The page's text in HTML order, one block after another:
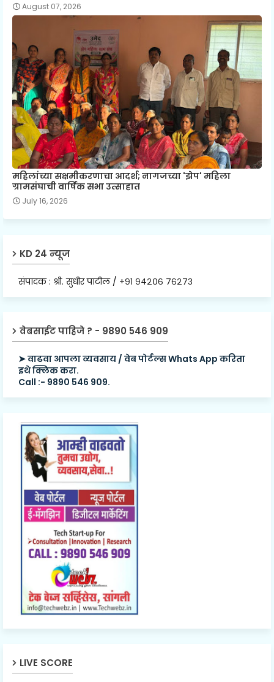
August 07, 2026
महिलांच्या सक्षमीकरणाचा आदर्श; नागजच्या 'झेप' महिला
ग्रामसंघाची वार्षिक सभा उत्साहात
July 16, 2026
KD 24 न्यूज
संपादक : श्री. सुधीर पाटील / +९१ ९४२०६ ७६२७३
वेबसाईट पाहिजे ? - 9890 546 909
➤ वाढवा आपला व्यवसाय / वेब पोर्टल्स Whats App करिता
इथे क्लिक करा.
Call :- 9890 546 909.
LIVE SCORE